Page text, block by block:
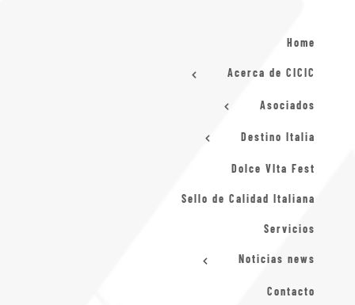
Home
Acerca de CICIC
Asociados
Destino Italia
Dolce VIta Fest
Sello de Calidad Italiana
Servicios
Noticias news
Contacto